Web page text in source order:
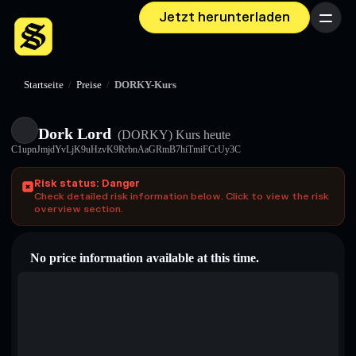
Jetzt herunterladen Menü
Startseite / Preise / DORKY-Kurs
Dork Lord (DORKY) Kurs heute
C1upnJmjdYvLjK9uHzvK9RrbnAaGRmB7hiTmiFCrUy3C
Risk status: Danger
Check detailed risk information below. Click to view the risk
overview section.
No price information available at this time.